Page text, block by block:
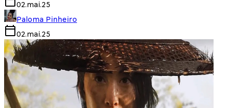
02.mai.25
Paloma Pinheiro
02.mai.25